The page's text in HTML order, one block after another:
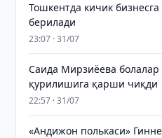
Тошкентда кичик
берилади
23:07 · 31/07
Саида Мирзиёева
қурилишига қарши чиқди
22:57 · 31/07
«Андижон полькаси»